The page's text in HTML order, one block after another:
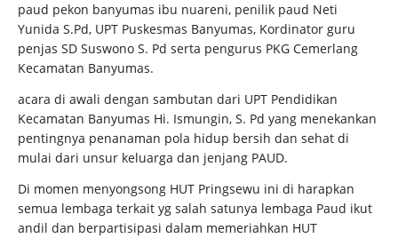
paud pekon banyumas ibu nuareni, penilik paud Neti
Yunida S.Pd, UPT Puskesmas Banyumas, Kordinator guru
penjas SD Suswono S. Pd serta pengurus PKG Cemerlang
Kecamatan Banyumas.
acara di awali dengan sambutan dari UPT Pendidikan
Kecamatan Banyumas Hi. Ismungin, S. Pd yang menekankan
pentingnya penanaman pola hidup bersih dan sehat di
mulai dari unsur keluarga dan jenjang PAUD.
Di momen menyongsong HUT Pringsewu ini di harapkan
semua lembaga terkait yg salah satunya lembaga Paud ikut
andil dan berpartisipasi dalam memeriahkan HUT